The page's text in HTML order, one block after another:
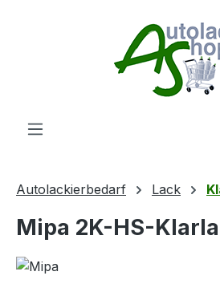
Autolackierbedarf Lack
Mipa 2K-HS-